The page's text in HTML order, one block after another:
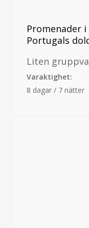
Promenader
Portugals
Liten
Varaktighet:
8 dagar / 7 nätter